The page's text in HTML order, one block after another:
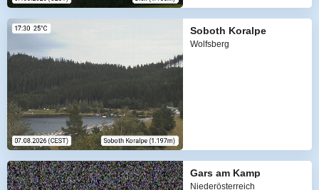
Soboth Koralpe
Wolfsberg
Gars am Kamp
Niederösterreich